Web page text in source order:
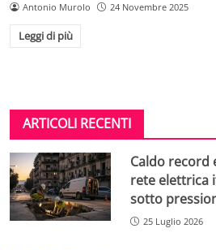
Antonio Murolo 24 Novembre 2025
Leggi di più
ARTICOLI RECENTI
Caldo record
rete elettrica
sotto
25 Luglio 2026